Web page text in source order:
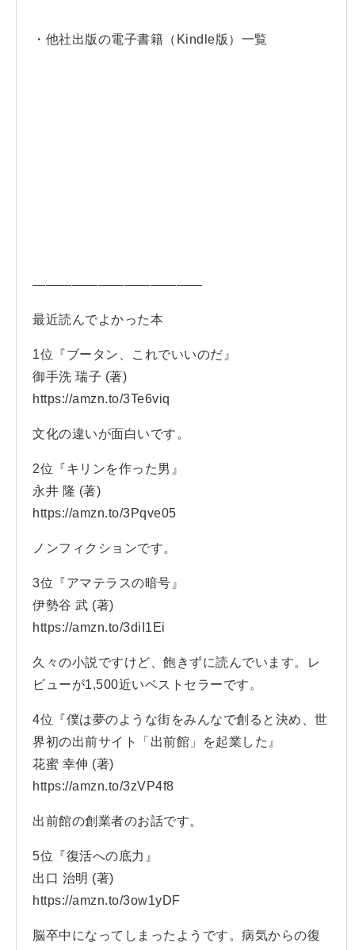
・他社出版の電子書籍（Kindle版）一覧
—————————————
最近読んでよかった本
1位『ブータン、これでいいのだ』
御手洗 瑞子 (著)
https://amzn.to/3Te6viq
文化の違いが面白いです。
2位『キリンを作った男』
永井 隆 (著)
https://amzn.to/3Pqve05
ノンフィクションです。
3位『アマテラスの暗号』
伊勢谷 武 (著)
https://amzn.to/3diI1Ei
久々の小説ですけど、飽きずに読んでいます。レ
ビューが1,500近いベストセラーです。
4位『僕は夢のような街をみんなで創ると決め、世
界初の出前サイト「出前館」を起業した』
花蜜 幸伸 (著)
https://amzn.to/3zVP4f8
出前館の創業者のお話です。
5位『復活への底力』
出口 治明 (著)
https://amzn.to/3ow1yDF
脳卒中になってしまったようです。病気からの復